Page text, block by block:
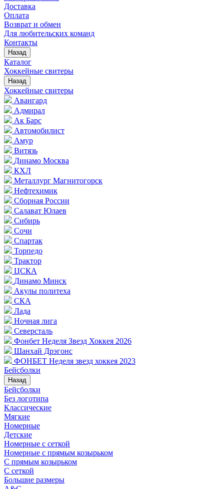
Доставка
Оплата
Возврат и обмен
Для любительских команд
Контакты
Назад
Каталог
Хоккейные свитеры
Назад
Хоккейные свитеры
Авангард
Адмирал
Ак Барс
Автомобилист
Амур
Витязь
Динамо Москва
КХЛ
Металлург Магнитогорск
Нефтехимик
Сборная России
Салават Юлаев
Сибирь
Сочи
Спартак
Торпедо
Трактор
ЦСКА
Динамо Минск
Акулы политеха
СКА
Лада
Ночная лига
Северсталь
Фонбет Неделя Звезд Хоккея 2026
Шанхай Дрэгонс
ФОНБЕТ Неделя звезд хоккея 2023
Бейсболки
Назад
Бейсболки
Без логотипа
Классические
Мягкие
Номерные
Детские
Номерные с сеткой
Номерные с прямым козырьком
С прямым козырьком
С сеткой
Большие размеры